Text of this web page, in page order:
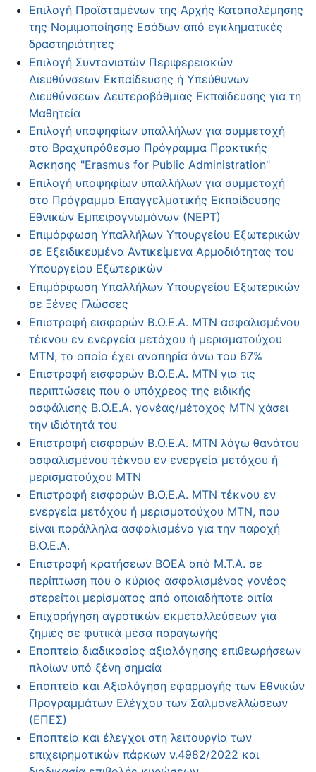
Επιλογή Προϊσταμένων της Αρχής Καταπολέμησης
της Νομιμοποίησης Εσόδων από εγκληματικές
δραστηριότητες
Επιλογή Συντονιστών Περιφερειακών
Διευθύνσεων Εκπαίδευσης ή Υπεύθυνων
Διευθύνσεων Δευτεροβάθμιας Εκπαίδευσης για τη
Μαθητεία
Επιλογή υποψηφίων υπαλλήλων για συμμετοχή
στο Βραχυπρόθεσμο Πρόγραμμα Πρακτικής
Άσκησης "Erasmus for Public Administration"
Επιλογή υποψηφίων υπαλλήλων για συμμετοχή
στο Πρόγραμμα Επαγγελματικής Εκπαίδευσης
Εθνικών Εμπειρογνωμόνων (NEPT)
Επιμόρφωση Υπαλλήλων Υπουργείου Εξωτερικών
σε Εξειδικευμένα Αντικείμενα Αρμοδιότητας του
Υπουργείου Εξωτερικών
Επιμόρφωση Υπαλλήλων Υπουργείου Εξωτερικών
σε Ξένες Γλώσσες
Επιστροφή εισφορών Β.Ο.Ε.Α. ΜΤΝ ασφαλισμένου
τέκνου εν ενεργεία μετόχου ή μερισματούχου
ΜΤΝ, το οποίο έχει αναπηρία άνω του 67%
Επιστροφή εισφορών Β.Ο.Ε.Α. ΜΤΝ για τις
περιπτώσεις που ο υπόχρεος της ειδικής
ασφάλισης Β.Ο.Ε.Α. γονέας/μέτοχος ΜΤΝ χάσει
την ιδιότητά του
Επιστροφή εισφορών Β.Ο.Ε.Α. ΜΤΝ λόγω θανάτου
ασφαλισμένου τέκνου εν ενεργεία μετόχου ή
μερισματούχου ΜΤΝ
Επιστροφή εισφορών Β.Ο.Ε.Α. ΜΤΝ τέκνου εν
ενεργεία μετόχου ή μερισματούχου ΜΤΝ, που
είναι παράλληλα ασφαλισμένο για την παροχή
Β.Ο.Ε.Α.
Επιστροφή κρατήσεων ΒΟΕΑ από Μ.Τ.Α. σε
περίπτωση που ο κύριος ασφαλισμένος γονέας
στερείται μερίσματος από οποιαδήποτε αιτία
Επιχορήγηση αγροτικών εκμεταλλεύσεων για
ζημιές σε φυτικά μέσα παραγωγής
Εποπτεία διαδικασίας αξιολόγησης επιθεωρήσεων
πλοίων υπό ξένη σημαία
Εποπτεία και Αξιολόγηση εφαρμογής των Εθνικών
Προγραμμάτων Ελέγχου των Σαλμονελλώσεων
(ΕΠΕΣ)
Εποπτεία και έλεγχοι στη λειτουργία των
επιχειρηματικών πάρκων ν.4982/2022 και